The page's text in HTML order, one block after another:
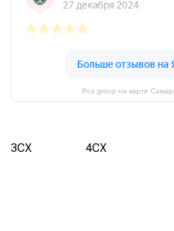
Pca group на карте
3CX 4CX